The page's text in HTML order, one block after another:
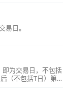
易日。
为交易日，不包括
（不包括T日）第n